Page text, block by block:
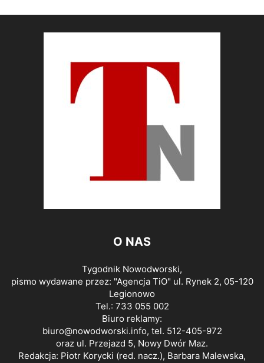
O NAS
Tygodnik Nowodworski,
pismo wydawane przez: "Agencja TiO" ul. Rynek 2, 05-120
Legionowo
Tel.: 733 055 002
Biuro reklamy:
biuro@nowodworski.info, tel. 512-405-972
oraz ul. Przejazd 5, Nowy Dwór Maz.
Redakcja: Piotr Korycki (red. nacz.), Barbara Malewska,